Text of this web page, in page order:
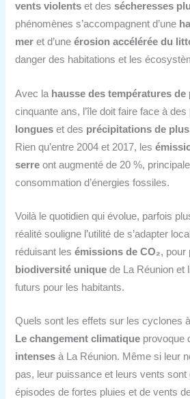
vents violents et dessécheresses
phénomènes s’accompagnent d’une
mer et d’uneérosion accélérée du
danger des habitations et les
Avec la hausse des températures de
cinquante ans, l’île doit faire face à des
longues et des précipitations de
Rien qu’entre 2004 et 2017, les
serre ont augmenté de 20 %,
consommation d’énergies fossiles.
Voilà le quotidien qui évolue, parfois
réalité souligne l’utilité de s’adapter
réduisant lesémissions de CO₂, pour
biodiversité unique de La Réunion et
futurs pour les habitants.
Quels sont les effets sur les cyclones
Le changement climatique provoque
intenses à La Réunion. Même si leur
pas, leur puissance et leurs vents sont
épisodes de fortes pluies et de vents